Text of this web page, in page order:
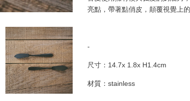
亮點，帶著點俏皮，顛覆視覺上的
-
尺寸：14.7x 1.8x H1.4cm
材質：stainless